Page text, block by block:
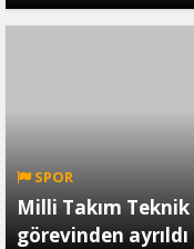
SPOR
Milli Takım
görevinden ayrıldı